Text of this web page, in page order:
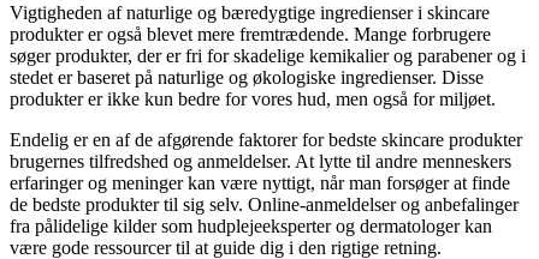
Vigtigheden af naturlige og bæredygtige ingredienser i skincare
produkter er også blevet mere fremtrædende. Mange forbrugere
søger produkter, der er fri for skadelige kemikalier og parabener og i
stedet er baseret på naturlige og økologiske ingredienser. Disse
produkter er ikke kun bedre for vores hud, men også for miljøet.
Endelig er en af de afgørende faktorer for bedste skincare produkter
brugernes tilfredshed og anmeldelser. At lytte til andre menneskers
erfaringer og meninger kan være nyttigt, når man forsøger at finde
de bedste produkter til sig selv. Online-anmeldelser og anbefalinger
fra pålidelige kilder som hudplejeeksperter og dermatologer kan
være gode ressourcer til at guide dig i den rigtige retning.